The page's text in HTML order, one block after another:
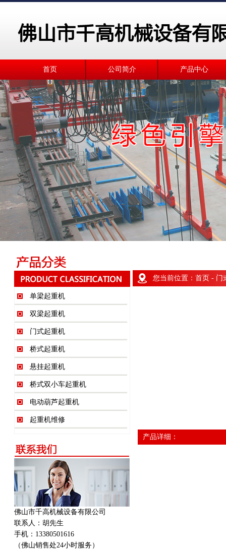
首页 公司简介 产品中心
单梁起重机
双梁起重机
门式起重机
桥式起重机
悬挂起重机
桥式双小车起重机
电动葫芦起重机
起重机维修
佛山市千高机械设备有限公司
联系人：胡先生
手机：13380501616
（佛山销售处24小时服务）
您当前位置： 首页- 门
产品详细：